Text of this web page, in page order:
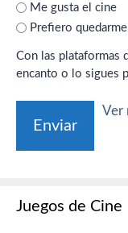
Me gusta el cine
Prefiero
Con las plataformas de streaming,
encanto o lo
Ver
Juegos de Cine